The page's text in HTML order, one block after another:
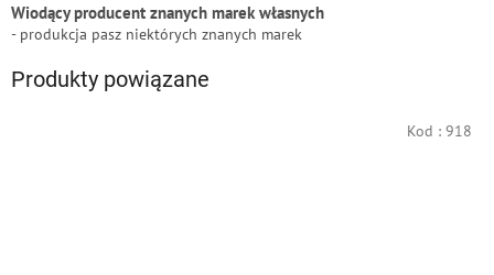
Wiodący producent znanych marek własnych
- produkcja pasz niektórych znanych marek
Produkty powiązane
Kod : 918